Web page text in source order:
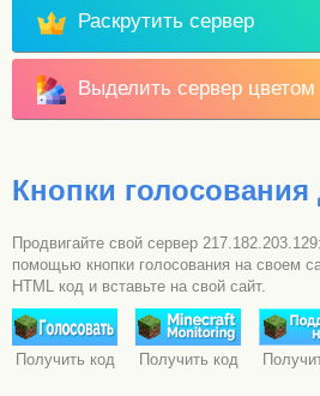
Раскрутить сервер
Выделить сервер цветом
Кнопки голосования
Продвигайте свой сервер
помощью кнопки голосования на своем
HTML код и вставьте на свой сайт.
Получить код Получить код